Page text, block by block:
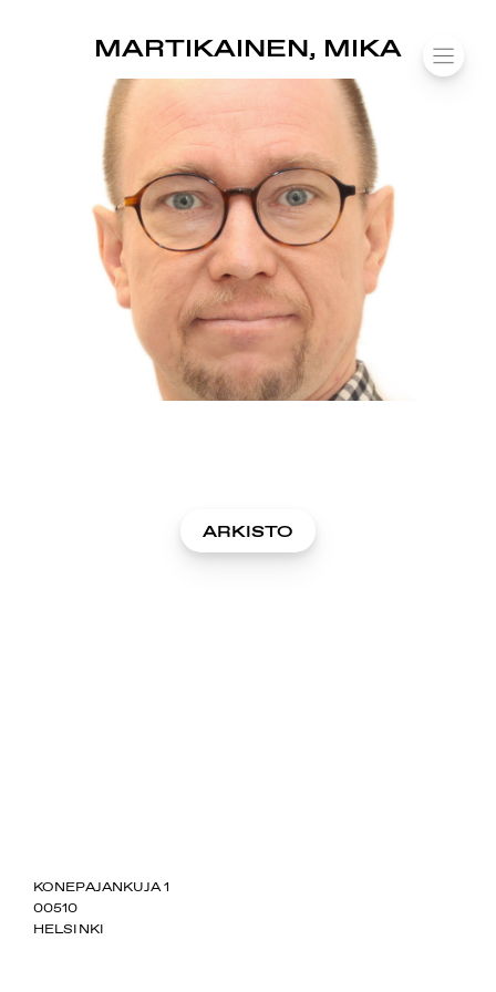
MARTIKAINEN, MIKA
ARKISTO
SUOMIAREENA
KONEPAJANKUJA 1
00510
HELSINKI